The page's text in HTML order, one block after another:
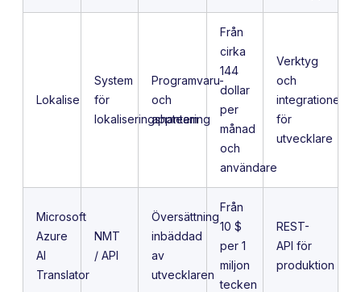
Lokalise
System
för
lokaliseringshantering
Programvaru-
och
appteam
Från
cirka
144
dollar
per
månad
och
användare
Verktyg
och
integrationer
för
utvecklare
Microsoft
Azure
AI
Translator
NMT
/ API
Översättning
inbäddad
av
utvecklaren
Från
10 $
per 1
miljon
tecken
REST-
API för
produktion